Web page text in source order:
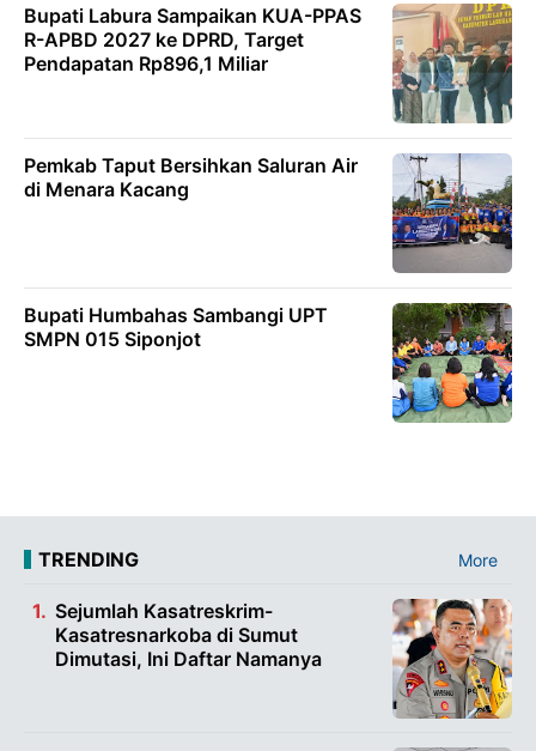
Bupati Labura Sampaikan KUA-PPAS
R-APBD 2027 ke DPRD, Target
Pendapatan Rp896,1 Miliar
Pemkab Taput Bersihkan Saluran Air
di Menara Kacang
Bupati Humbahas Sambangi UPT
SMPN 015 Siponjot
TRENDING More
Sejumlah Kasatreskrim-
Kasatresnarkoba di Sumut
Dimutasi, Ini Daftar Namanya